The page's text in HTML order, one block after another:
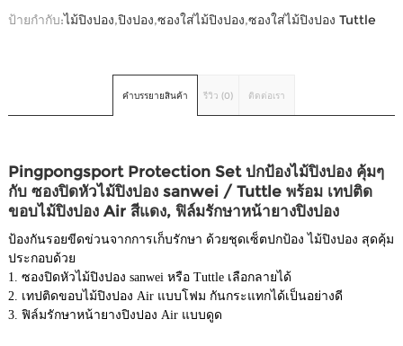
ป้ายกำกับ:ไม้ปิงปอง,ปิงปอง,ซองใส่ไม้ปิงปอง,ซองใส่ไม้ปิงปอง Tuttle
คำบรรยายสินค้า รีวิว (0) ติดต่อเรา
Pingpongsport Protection Set ปกป้องไม้ปิงปอง คุ้มๆ
กับ ซองปิดหัวไม้ปิงปอง sanwei / Tuttle พร้อม เทปติด
ขอบไม้ปิงปอง Air สีแดง, ฟิล์มรักษาหน้ายางปิงปอง
ป้องกันรอยขีดข่วนจากการเก็บรักษา ด้วยชุดเซ็ตปกป้อง ไม้ปิงปอง สุดคุ้ม
ประกอบด้วย
1. ซองปิดหัวไม้ปิงปอง sanwei หรือ Tuttle เลือกลายได้
2. เทปติดขอบไม้ปิงปอง Air แบบโฟม กันกระแทกได้เป็นอย่างดี
3. ฟิล์มรักษาหน้ายางปิงปอง Air แบบดูด